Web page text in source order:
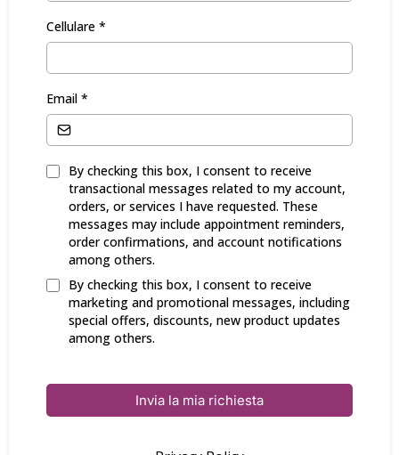
Cellulare *
Email *
By checking this box, I consent to receive
transactional messages related to my account,
orders, or services I have requested. These
messages may include appointment reminders,
order confirmations, and account notifications
among others.
By checking this box, I consent to receive
marketing and promotional messages, including
special offers, discounts, new product updates
among others.
Invia la mia richiesta